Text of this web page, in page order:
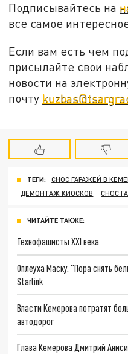
Подписывайтесь на
все самое
Если вам есть чем
присылайте свои
новости на
почту
ТЕГИ: СНОС ГАРАЖЕЙ В
ДЕМОНТАЖ КИОСКОВ
СНОС
ЧИТАЙТЕ ТАКЖЕ:
Технофашисты XXI века
Оплеуха Маску. "Пора снять
Starlink
Власти Кемерова потратят
автодорог
Глава Кемерова Дмитрий